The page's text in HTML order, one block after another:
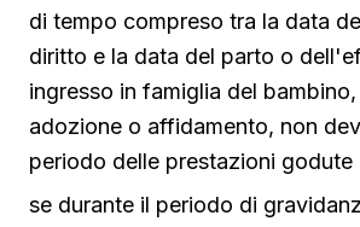
di tempo compreso tra la data
diritto e la data del parto o
ingresso in famiglia del
adozione o affidamento, non
periodo delle prestazioni godute
se durante il periodo di